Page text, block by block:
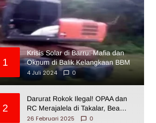
1
Krisis Solar di Barru: Mafia dan
Oknum di Balik Kelangkaan BBM
4 Juli 2024
0
2
Darurat Rokok Ilegal! OPAA dan
RC Merajalela di Takalar, Bea
Cukai Impoten
26 Februari 2025 0